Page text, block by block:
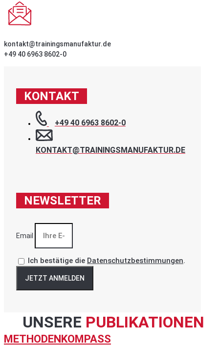
kontakt@trainingsmanufaktur.de
+49 40 6963 8602-0
KONTAKT
+49 40 6963 8602-0
KONTAKT@TRAININGSMANUFAKTUR.DE
NEWSLETTER
Email
Ich bestätige die Datenschutzbestimmungen.
JETZT ANMELDEN
UNSERE PUBLIKATIONEN
METHODENKOMPASS